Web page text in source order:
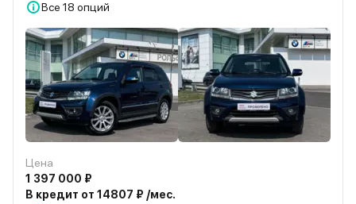
Все 18 опций
Цена
1 397 000 ₽
В кредит от 14807 ₽ /мес.